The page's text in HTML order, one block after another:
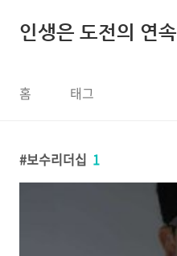
인생은 도전의 연속
홈 태그
보수리더십 1